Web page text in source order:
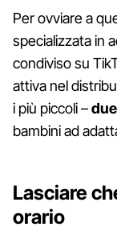
Per ovviare a
specializzata in
condiviso su
attiva nel
i più piccoli –
bambini ad
Lasciare
orario